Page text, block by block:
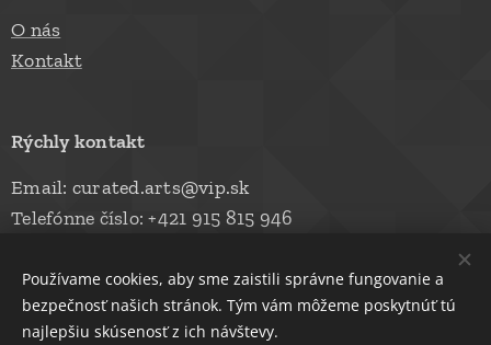
O nás
Kontakt
Rýchly kontakt
Email: curated.arts@vip.sk
Telefónne číslo: +421 915 815 946
© 2026 AMYMON, s.r.o. Cookies
Používame cookies, aby sme zaistili správne fungovanie a
bezpečnosť našich stránok. Tým vám môžeme poskytnúť tú
najlepšiu skúsenosť z ich návštevy.